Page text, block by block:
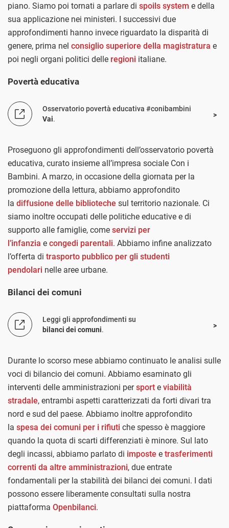
piano. Siamo poi tornati a parlare di spoils system e della
sua applicazione nei ministeri. I successivi due
approfondimenti hanno invece riguardato la disparità di
genere, prima nel consiglio superiore della magistratura e
poi negli organi politici delle regioni italiane.
Povertà educativa
Osservatorio povertà educativa #conibambini
Vai.
Proseguono gli approfondimenti dell’osservatorio povertà
educativa, curato insieme all’impresa sociale Con i
Bambini. A marzo, in occasione della giornata per la
promozione della lettura, abbiamo approfondito
la diffusione delle biblioteche sul territorio nazionale. Ci
siamo inoltre occupati delle politiche educative e di
supporto alle famiglie, come servizi per
l’infanzia e congedi parentali. Abbiamo infine analizzato
l’offerta di trasporto pubblico per gli studenti
pendolari nelle aree urbane.
Bilanci dei comuni
Leggi gli approfondimenti su
bilanci dei comuni.
Durante lo scorso mese abbiamo continuato le analisi sulle
voci di bilancio dei comuni. Abbiamo esaminato gli
interventi delle amministrazioni persport e viabilità
stradale, entrambi aspetti caratterizzati da forti divari tra
nord e sud del paese. Abbiamo inoltre approfondito
la spesa dei comuni per i rifiuti che spesso è maggiore
quando la quota di scarti differenziati è minore. Sul lato
degli incassi, abbiamo parlato di imposte e trasferimenti
correnti da altre amministrazioni, due entrate
fondamentali per la stabilità dei bilanci dei comuni. I dati
possono essere liberamente consultati sulla nostra
piattaforma Openbilanci.